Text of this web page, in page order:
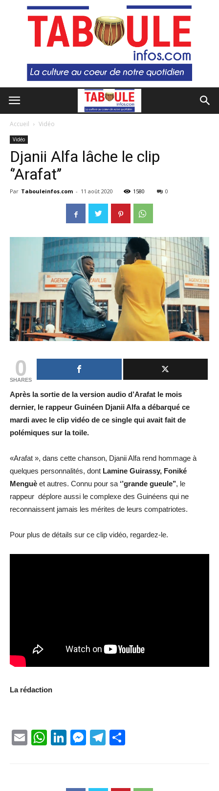
Accueil Vidéo
Vidéo
Djanii Alfa lâche le clip
‘’Arafat’’
Par Tabouleinfos.com - 11 août 2020 1580 0
0
SHARES
Après la sortie de la version audio d’Arafat le mois
dernier, le rappeur Guinéen Djanii Alfa a débarqué ce
mardi avec le clip vidéo de ce single qui avait fait de
polémiques sur la toile.
«Arafat », dans cette chanson, Djanii Alfa rend hommage à
quelques personnalités, dont Lamine Guirassy, Foniké
Menguè et autres. Connu pour sa ‘’grande gueule’’, le
rappeur déplore aussi le complexe des Guinéens qui ne
reconnaissent jamais les mérites de leurs compatriotes.
Pour plus de détails sur ce clip vidéo, regardez-le.
La rédaction
EmailWhatsApp
LinkedIn
Messenger
Telegram